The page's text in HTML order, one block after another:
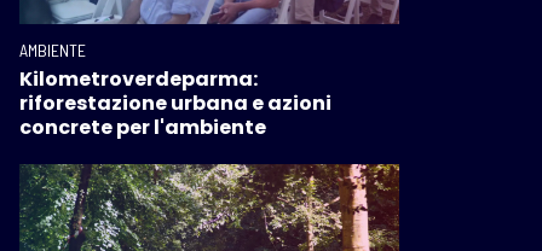
AMBIENTE
Kilometroverdeparma:
riforestazione urbana e azioni
concrete per l'ambiente